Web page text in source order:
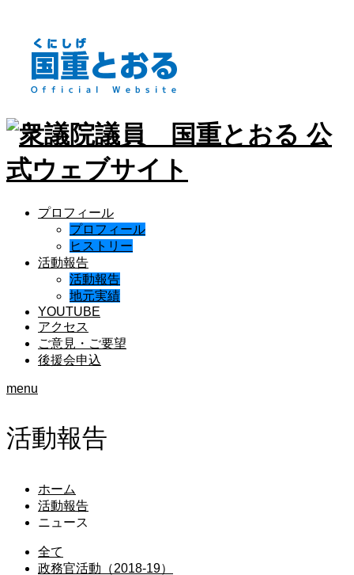
プロフィール
プロフィール
ヒストリー
活動報告
活動報告
地元実績
YOUTUBE
アクセス
ご意見・ご要望
後援会申込
menu
活動報告
ホーム
活動報告
ニュース
全て
政務官活動（2018-19）